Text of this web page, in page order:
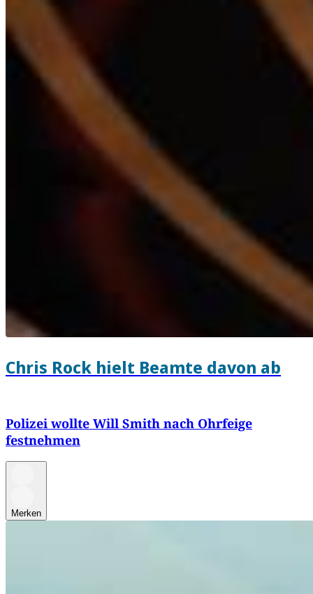
Chris Rock hielt Beamte davon ab
Polizei wollte Will Smith nach Ohrfeige
festnehmen
Merken